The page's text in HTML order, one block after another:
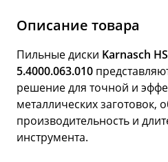
Описание товара
Пильные диски Karnasch
5.4000.063.010
решение для точной и
металлических заготовок,
производительность и
инструмента.